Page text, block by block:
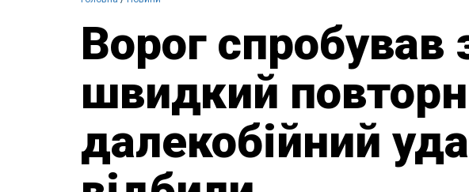
Ворог спробував
швидкий
далекобійний